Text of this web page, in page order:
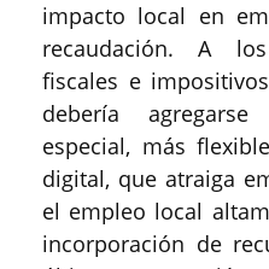
impacto local en
recaudación. A
fiscales e
debería
especial, más
digital, que atraiga
el empleo local
incorporación de